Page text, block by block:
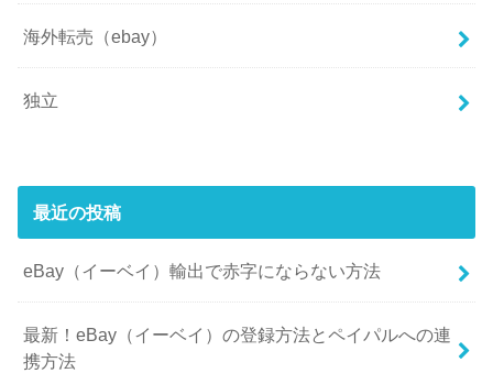
海外転売（ebay）
独立
最近の投稿
eBay（イーベイ）輸出で赤字にならない方法
最新！eBay（イーベイ）の登録方法とペイパルへの連
携方法